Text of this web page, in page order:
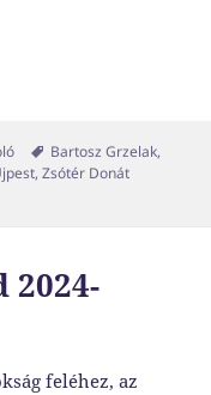
Címke
Bartosz Grzelak,
,Zsótér Donát
2024-
feléhez, az